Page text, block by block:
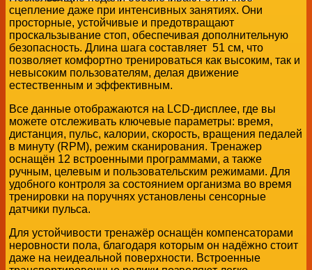
сцепление даже при интенсивных занятиях. Они
просторные, устойчивые и предотвращают
проскальзывание стоп, обеспечивая дополнительную
безопасность. Длина шага составляет 51 см, что
позволяет комфортно тренироваться как высоким, так и
невысоким пользователям, делая движение
естественным и эффективным.
Все данные отображаются на LCD-дисплее, где вы
можете отслеживать ключевые параметры: время,
дистанция, пульс, калории, скорость, вращения педалей
в минуту (RPM), режим сканирования. Тренажер
оснащён 12 встроенными программами, а также
ручным, целевым и пользовательским режимами. Для
удобного контроля за состоянием организма во время
тренировки на поручнях установлены сенсорные
датчики пульса.
Для устойчивости тренажёр оснащён компенсаторами
неровности пола, благодаря которым он надёжно стоит
даже на неидеальной поверхности. Встроенные